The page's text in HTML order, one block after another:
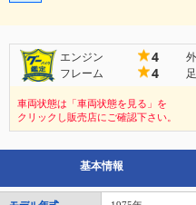
エンジン 4
フレーム 4
車両状態は「車両状態を見る」を
クリックし販売店にご確認下さい。
基本情報